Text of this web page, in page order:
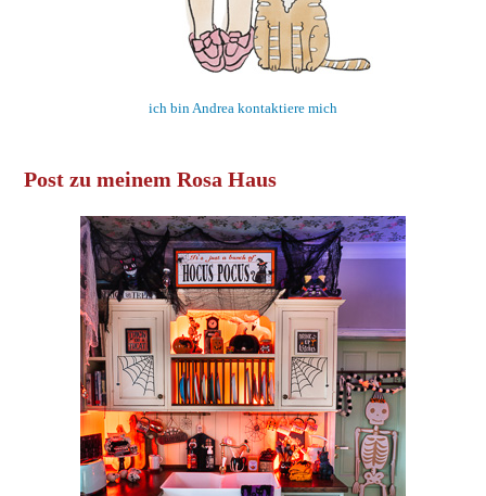
ich bin Andrea kontaktiere mich
Post zu meinem Rosa Haus